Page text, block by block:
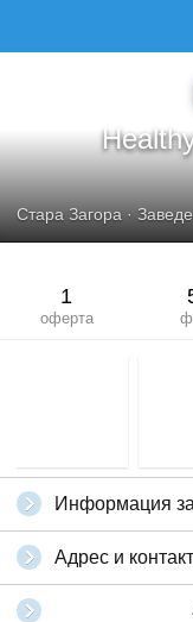
Стара Загора ·
1
оферта
Информация
Адрес и